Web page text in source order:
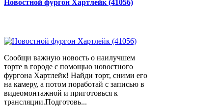
Новостной фургон Хартлейк (41056)
Сообщи важную новость о наилучшем
торте в городе с помощью новостного
фургона Хартлейк! Найди торт, сними его
на камеру, а потом поработай с записью в
видеомонтажной и приготовься к
трансляции.Подготовь...